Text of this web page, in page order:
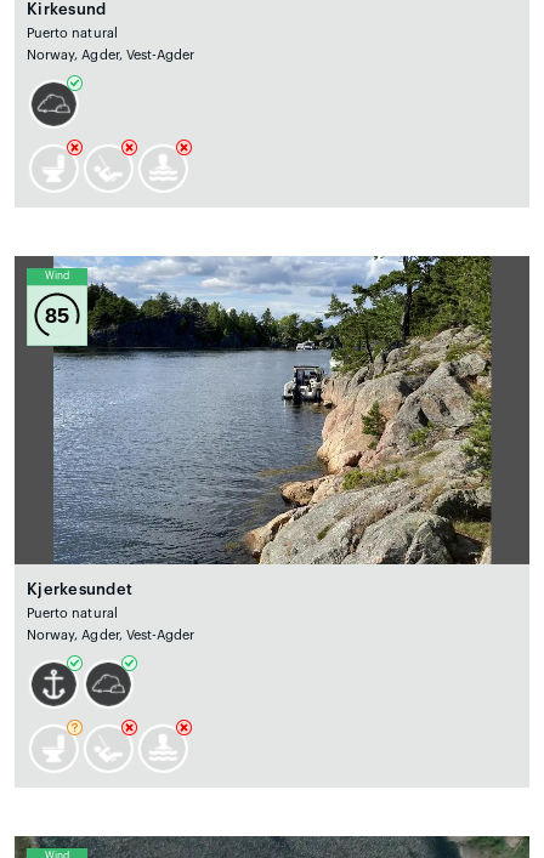
Kirkesund
Puerto natural
Norway, Agder, Vest-Agder
Wind
85
Kjerkesundet
Puerto natural
Norway, Agder, Vest-Agder